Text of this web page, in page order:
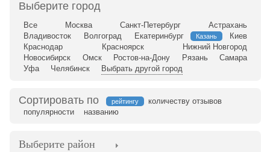
Выберите город
Все Москва Санкт-Петербург
Астрахань
Владивосток
Волгоград Екатеринбург Казань
Киев
Краснодар
Красноярск
Нижний Новгород
Новосибирск
Омск Ростов-на-Дону Рязань
Самара
Уфа
Челябинск Выбрать другой город
Сортировать по рейтингу
количеству отзывов
популярности
названию
Выберите район